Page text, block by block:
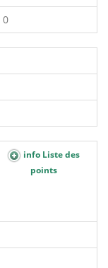
0
info Liste des
points